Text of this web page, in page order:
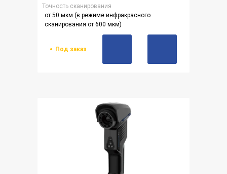
Точность сканирования
от 50 мкм (в режиме инфракрасного
сканирования от 600 мкм)
Под заказ